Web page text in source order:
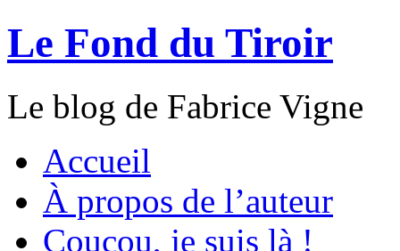
Le Fond du Tiroir
Le blog de Fabrice Vigne
Accueil
À propos de l’auteur
Coucou, je suis là !